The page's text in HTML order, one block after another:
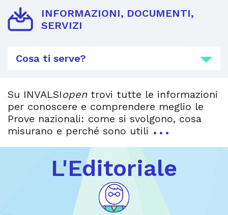
INFORMAZIONI, DOCUMENTI,
SERVIZI
Cosa ti serve?
Su INVALSIopentrovi tutte le informazioni
per conoscere e comprendere meglio le
Prove nazionali: come si svolgono, cosa
misurano e perché sono utili …
L'Editoriale